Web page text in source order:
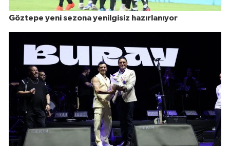
Göztepe yeni sezona yenilgisiz hazırlanıyor